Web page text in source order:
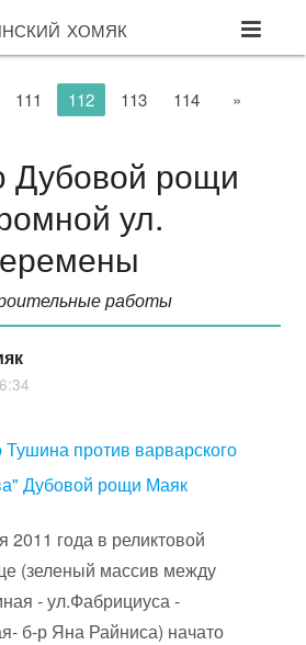
хомяк
111 112 113 114 »
рощи
ул.
работы
против варварского
Дубовой рощи Маяк
2011 года в реликтовой
(зеленый массив между
- ул.Фабрициуса -
б-р Яна Райниса) начато